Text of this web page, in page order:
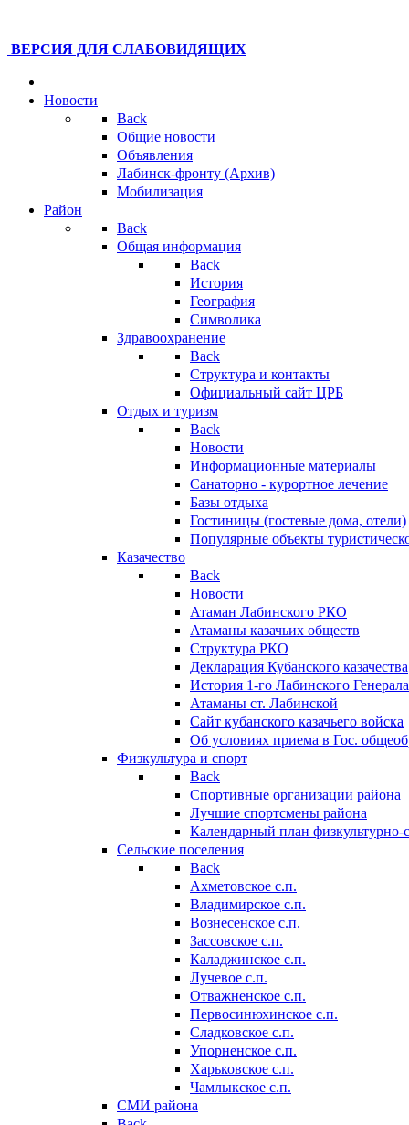
ВЕРСИЯ ДЛЯ СЛАБОВИДЯЩИХ
Новости
Back
Общие новости
Объявления
Лабинск-фронту (Архив)
Мобилизация
Район
Back
Общая информация
Back
История
География
Символика
Здравоохранение
Back
Структура и контакты
Официальный сайт ЦРБ
Отдых и туризм
Back
Новости
Информационные материалы
Санаторно - курортное лечение
Базы отдыха
Гостиницы (гостевые дома, отели)
Популярные объекты
Казачество
Back
Новости
Атаман Лабинского РКО
Атаманы казачьих обществ
Структура РКО
Декларация Кубанского казачества
История 1-го Лабинского
Атаманы ст. Лабинской
Cайт кубанского казачьего войска
Об условиях приема в Гос.
Физкультура и спорт
Back
Спортивные организации района
Лучшие спортсмены района
Календарный план
Сельские поселения
Back
Ахметовское с.п.
Владимирское с.п.
Вознесенское с.п.
Зассовское с.п.
Каладжинское с.п.
Лучевое с.п.
Отважненское с.п.
Первосинюхинское с.п.
Сладковское с.п.
Упорненское с.п.
Харьковское с.п.
Чамлыкское с.п.
СМИ района